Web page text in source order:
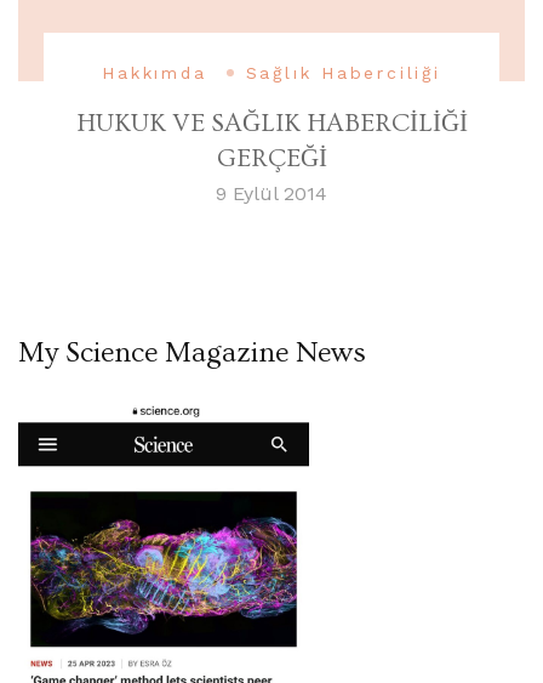
Hakkımda Sağlık Haberciliği
HUKUK VE SAĞLIK HABERCİLİĞİ
GERÇEĞİ
9 Eylül 2014
My Science Magazine News